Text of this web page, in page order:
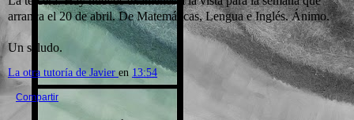
arranca el 20 de abril. De Matemáticas, Lengua e Inglés. Ánimo.
Un saludo.
La otra tutoría de Javier en 13:54
Compartir